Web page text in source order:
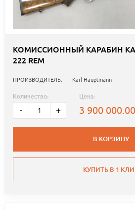
КОМИССИОННЫЙ КАРАБИН
222 REM
ПРОИЗВОДИТЕЛЬ: Karl Hauptmann
Количество:
- +
Цена:
3 900 000.00
В КОРЗИНУ
КУПИТЬ В 1